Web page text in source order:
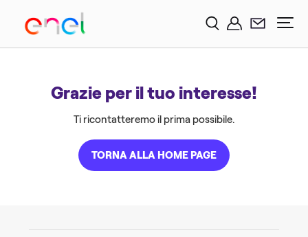
Grazie per il tuo interesse!
Ti ricontatteremo il prima possibile.
TORNA ALLA HOME PAGE